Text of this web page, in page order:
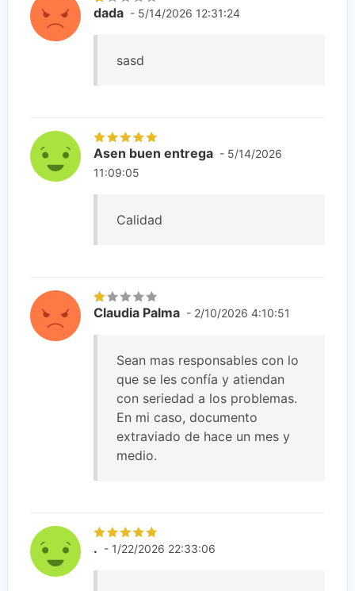
dada - 5/14/2026 12:31:24
sasd
Asen buen entrega - 5/14/2026
11:09:05
Calidad
Claudia Palma - 2/10/2026 4:10:51
Sean mas responsables con lo
que se les confía y atiendan
con seriedad a los problemas.
En mi caso, documento
extraviado de hace un mes y
medio.
. - 1/22/2026 22:33:06